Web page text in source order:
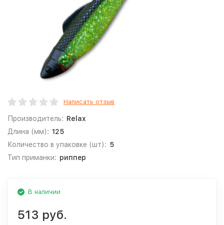
Написать отзыв
Производитель: Relax
Длина (мм): 125
Количество в упаковке (шт): 5
Тип приманки: риппер
В наличии
513 руб.